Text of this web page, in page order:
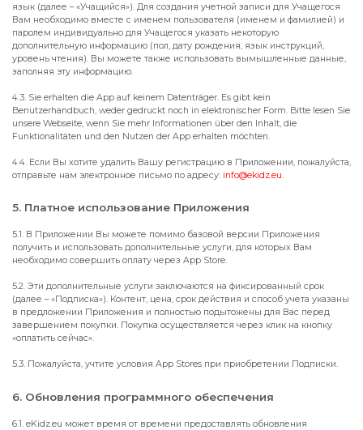
язык (далее – «Учащийся»). Для создания учетной записи для Учащегося
Вам необходимо вместе с именем пользователя (именем и фамилией) и
паролем индивидуально для Учащегося указать некоторую
дополнительную информацию (пол, дату рождения, язык инструкций,
уровень чтения). Вы можете также использовать вымышленные данные,
заполняя эту информацию.
4.3. Sie erhalten die App auf keinem Datenträger. Es gibt kein
Benutzerhandbuch, weder gedruckt noch in elektronischer Form. Bitte lesen Sie
unsere Webseite, wenn Sie mehr Informationen über den Inhalt, die
Funktionalitäten und den Nutzen der App erhalten möchten.
4.4. Если Вы хотите удалить Вашу регистрацию в Приложении, пожалуйста,
отправьте нам электронное письмо по адресу: info@ekidz.eu.
5. Платное использование Приложения
5.1. В Приложении Вы можете помимо базовой версии Приложения
получить и использовать дополнительные услуги, для которых Вам
необходимо совершить оплату через App Store.
5.2. Эти дополнительные услуги заключаются на фиксированный срок
(далее – «Подписка»). Контент, цена, срок действия и способ учета указаны
в предложении Приложения и полностью подытожены для Вас перед
завершением покупки. Покупка осуществляется через клик на кнопку
«оплатить сейчас».
5.3. Пожалуйста, учтите условия App Stores при приобретении Подписки.
6. Обновления программного обеспечения
6.1. eKidz.eu может время от времени предоставлять обновления